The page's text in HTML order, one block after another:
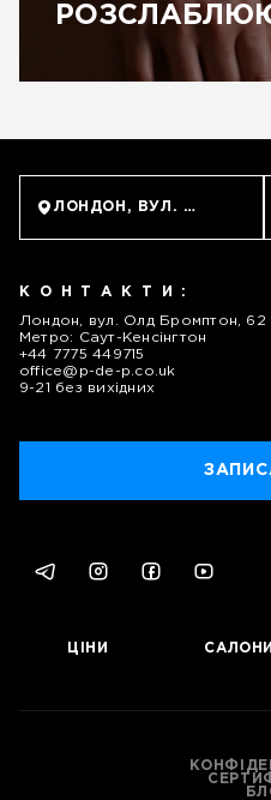
ЛОНДОН, ВУЛ. ОЛД
КОНТАКТИ:
Лондон, вул. Олд Бромптон, 62
Метро: Саут-Кенсінгтон
+44 7775 449715
office@p-de-p.co.uk
9-21 без вихідних
ЦІНИ САЛОНИ